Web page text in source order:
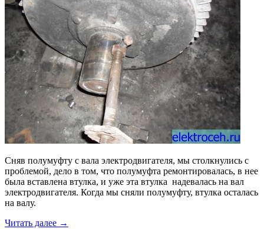
Сняв полумуфту с вала электродвигателя, мы столкнулись с
проблемой, дело в том, что полумуфта ремонтировалась, в нее
была вставлена втулка, и уже эта втулка надевалась на вал
электродвигателя. Когда мы сняли полумуфту, втулка осталась
на валу.
Читать далее →